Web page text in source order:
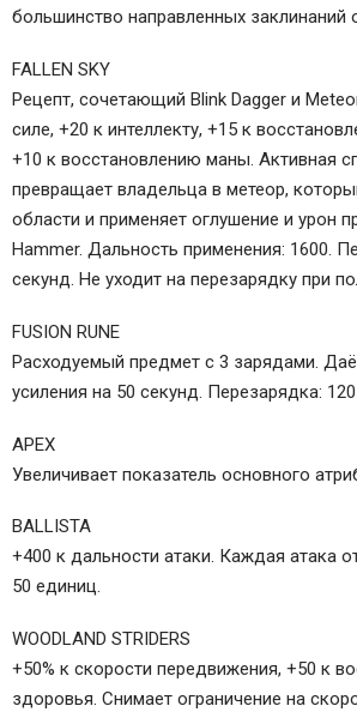
большинство направленных заклинаний
FALLEN SKY
Рецепт, сочетающий Blink Dagger и
силе, +20 к интеллекту, +15 к
+10 к восстановлению маны. Активная
превращает владельца в метеор,
области и применяет оглушение и урон
Hammer. Дальность применения: 1600.
секунд. Не уходит на перезарядку при
FUSION RUNE
Расходуемый предмет с 3 зарядами.
усиления на 50 секунд. Перезарядка:
APEX
Увеличивает показатель основного
BALLISTA
+400 к дальности атаки. Каждая атака
50 единиц.
WOODLAND STRIDERS
+50% к скорости передвижения, +50 к
здоровья. Снимает ограничение на